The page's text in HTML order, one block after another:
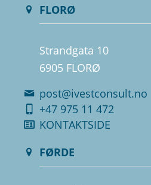
FLORØ
Strandgata 10
6905 FLORØ
post@ivestconsult.no
+47 975 11 472
KONTAKTSIDE
FØRDE